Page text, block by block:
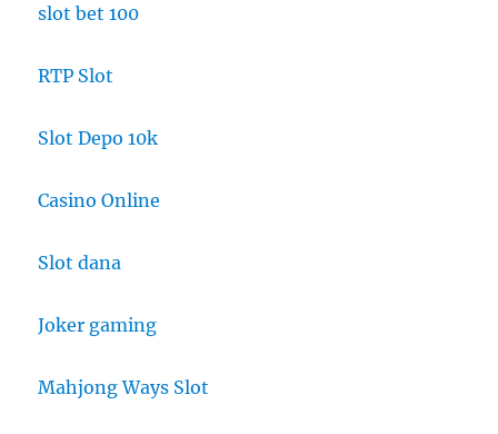
slot bet 100
RTP Slot
Slot Depo 10k
Casino Online
Slot dana
Joker gaming
Mahjong Ways Slot